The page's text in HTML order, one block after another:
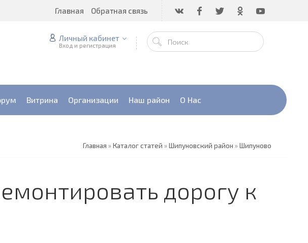
Главная Обратная связь
Личный кабинет
Вход и регистрация
Витрина Организации Наш район О Нас
Главная »Каталог статей »Шипуновский район »Шипуново
дорогу к